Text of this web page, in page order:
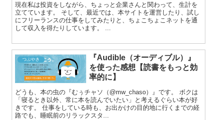
現在私は投資をしながら、ちょっと企業さんと関わって、生計を
立てています。 そして、最近では、本サイトを運営したり、試し
にフリーランスの仕事をしてみたりと、ちょこちょこネットを通
して収入を得たりしています。 ...
つぶやき
『Audible（オーディブル）』
を使った感想【読書をもっと効
率的に】
どうも、本の虫の『むぅチャソ（@mw_chaso）』です。 ボクは
「寝るとき以外、常に本を読んでいたい」と考えるぐらい本が好
きです。 仕事をしている時も、お出かけの目的地に行くまでの経
路でも、睡眠前のリラックスタ...